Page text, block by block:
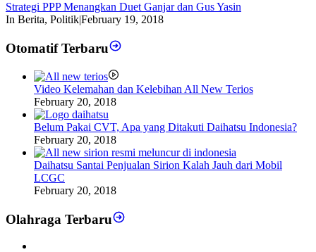
Strategi PPP Menangkan Duet Ganjar dan Gus Yasin
In Berita, Politik|February 19, 2018
Otomatif Terbaru
Video Kelemahan dan Kelebihan All New Terios
February 20, 2018
Belum Pakai CVT, Apa yang Ditakuti Daihatsu Indonesia?
February 20, 2018
Daihatsu Santai Penjualan Sirion Kalah Jauh dari Mobil
LCGC
February 20, 2018
Olahraga Terbaru